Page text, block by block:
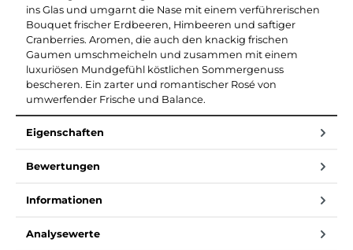
ins Glas und umgarnt die Nase mit einem verführerischen
Bouquet frischer Erdbeeren, Himbeeren und saftiger
Cranberries. Aromen, die auch den knackig frischen
Gaumen umschmeicheln und zusammen mit einem
luxuriösen Mundgefühl köstlichen Sommergenuss
bescheren. Ein zarter und romantischer Rosé von
umwerfender Frische und Balance.
Eigenschaften
Bewertungen
Informationen
Analysewerte